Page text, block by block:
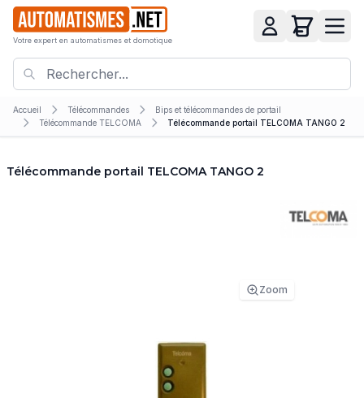
Votre expert en automatismes et domotique
Accueil Télécommandes
Bips et télécommandes de portail
Télécommande TELCOMA
Télécommande portail TELCOMA TANGO 2
Télécommande portail TELCOMA TANGO 2
Zoom